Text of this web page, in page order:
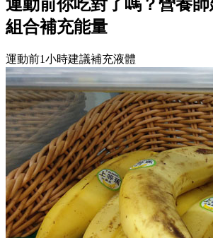
運動前你吃對了嗎？營養
組合補充能量
運動前1小時建議補充液體